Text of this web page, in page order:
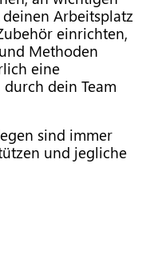
Arbeitsplatz
einrichten,
Methoden
eine
dein Team
sind immer
und jegliche